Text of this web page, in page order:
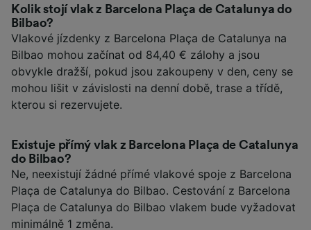
Kolik stojí vlak z Barcelona Plaça de Catalunya do
Bilbao?
Vlakové jízdenky z Barcelona Plaça de Catalunya na
Bilbao mohou začínat od 84,40 € zálohy a jsou
obvykle dražší, pokud jsou zakoupeny v den, ceny se
mohou lišit v závislosti na denní době, trase a třídě,
kterou si rezervujete.
Existuje přímý vlak z Barcelona Plaça de Catalunya
do Bilbao?
Ne, neexistují žádné přímé vlakové spoje z Barcelona
Plaça de Catalunya do Bilbao. Cestování z Barcelona
Plaça de Catalunya do Bilbao vlakem bude vyžadovat
minimálně 1 změna.